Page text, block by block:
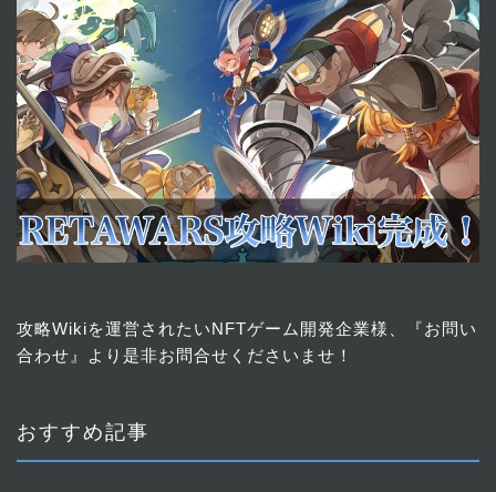
攻略Wikiを運営されたいNFTゲーム開発企業様、『お問い
合わせ』より是非お問合せくださいませ！
おすすめ記事